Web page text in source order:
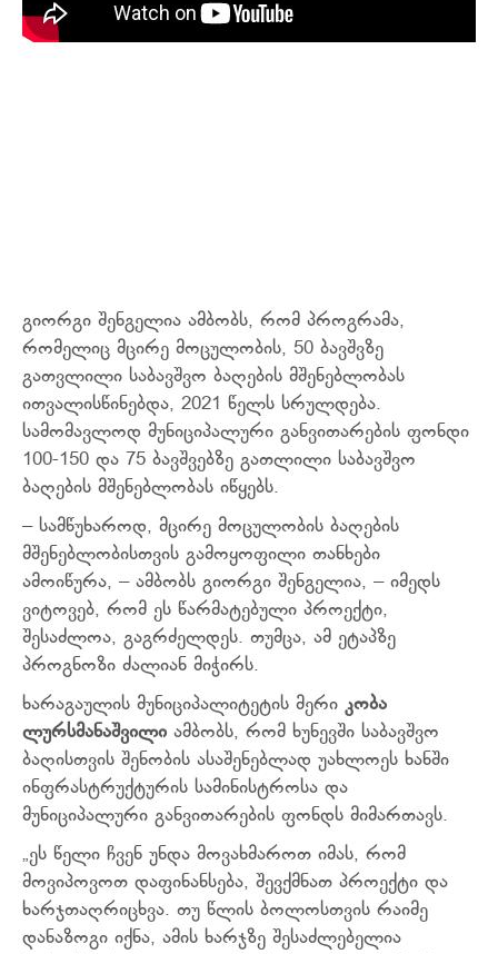
გიორგი შენგელია ამბობს, რომ პროგრამა,
რომელიც მცირე მოცულობის, 50 ბავშვზე
გათვლილი საბავშვო ბაღების მშენებლობას
ითვალისწინებდა, 2021 წელს სრულდება.
სამომავლოდ მუნიციპალური განვითარების ფონდი
100-150 და 75 ბავშვებზე გათლილი საბავშვო
ბაღების მშენებლობას იწყებს.
– სამწუხაროდ, მცირე მოცულობის ბაღების
მშენებლობისთვის გამოყოფილი თანხები
ამოიწურა, – ამბობს გიორგი შენგელია, – იმედს
ვიტოვებ, რომ ეს წარმატებული პროექტი,
შესაძლოა, გაგრძელდეს. თუმცა, ამ ეტაპზე
პროგნოზი ძალიან მიჭირს.
ხარაგაულის მუნიციპალიტეტის მერი კობა
ლურსმანაშვილი ამბობს, რომ ხუნევში საბავშვო
ბაღისთვის შენობის ასაშენებლად უახლოეს ხანში
ინფრასტრუქტურის სამინისტროსა და
მუნიციპალური განვითარების ფონდს მიმართავს.
„ეს წელი ჩვენ უნდა მოვახმაროთ იმას, რომ
მოვიპოვოთ დაფინანსება, შევქმნათ პროექტი და
ხარჯთაღრიცხვა. თუ წლის ბოლოსთვის რაიმე
დანაზოგი იქნა, ამის ხარჯზე შესაძლებელია